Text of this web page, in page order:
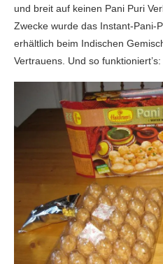
und breit auf keinen Pani Puri
Zwecke wurde das Instant-Pani-
erhältlich beim Indischen
Vertrauens. Und so funktioniert’s: